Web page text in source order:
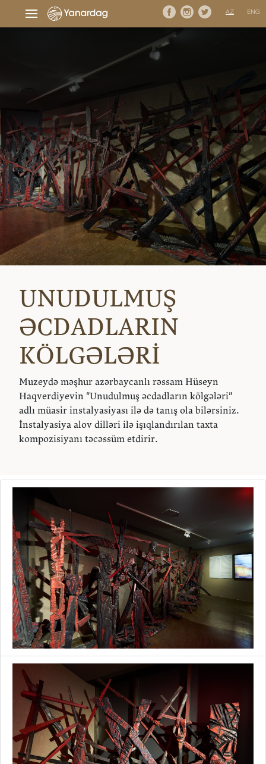
AZ ENG
UNUDULMUŞ
ƏCDADLARIN
KÖLGƏLƏRİ
Muzeydə məşhur azərbaycanlı rəssam Hüseyn
Haqverdiyevin "Unudulmuş əcdadların kölgələri"
adlı müasir instalyasiyası ilə də tanış ola bilərsiniz.
İnstalyasiya alov dilləri ilə işıqlandırılan taxta
kompozisiyanı təcəssüm etdirir.